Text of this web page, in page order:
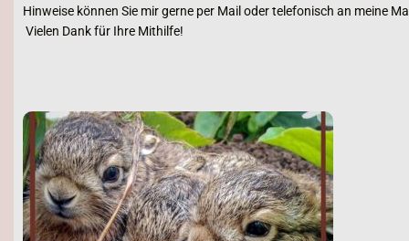
Hinweise können Sie mir gerne per Mail oder telefonisch an meine
Vielen Dank für Ihre Mithilfe!